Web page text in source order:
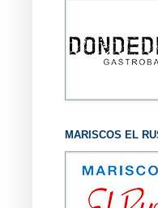
MARISCOS EL